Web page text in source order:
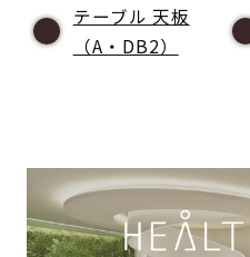
テーブル 天板
（A・DB2）